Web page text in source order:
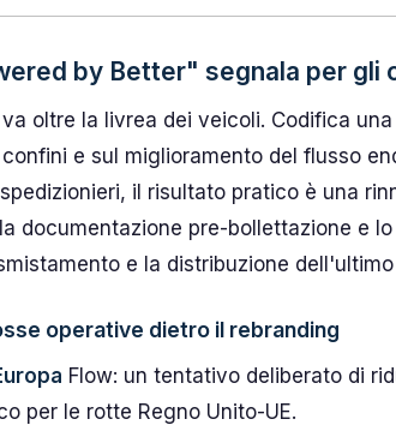
by Better" segnala per gli
va oltre la livrea dei veicoli. Codifica
e sul miglioramento del flusso
il risultato pratico è una
documentazione pre-bollettazione e
e la distribuzione
operative dietro il rebranding
Flow: un tentativo deliberato di
per le rotte Regno Unito-UE.